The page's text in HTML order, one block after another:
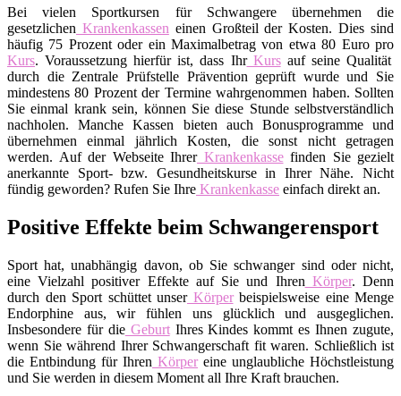
Bei vielen Sportkursen für Schwangere übernehmen die
gesetzlichen Krankenkassen einen Großteil der Kosten. Dies sind
häufig 75 Prozent oder ein Maximalbetrag von etwa 80 Euro pro
Kurs. Voraussetzung hierfür ist, dass IhrKursauf seine Qualität
durch die Zentrale Prüfstelle Prävention geprüft wurde und Sie
mindestens 80 Prozent der Termine wahrgenommen haben. Sollten
Sie einmal krank sein, können Sie diese Stunde selbstverständlich
nachholen. Manche Kassen bieten auch Bonusprogramme und
übernehmen einmal jährlich Kosten, die sonst nicht getragen
werden. Auf der Webseite IhrerKrankenkassefinden Sie gezielt
anerkannte Sport- bzw. Gesundheitskurse in Ihrer Nähe. Nicht
fündig geworden? Rufen Sie Ihre Krankenkasse einfach direkt an.
Positive Effekte beim Schwangerensport
Sport hat, unabhängig davon, ob Sie schwanger sind oder nicht,
eine Vielzahl positiver Effekte auf Sie und Ihren Körper. Denn
durch den Sport schüttet unserKörperbeispielsweise eine Menge
Endorphine aus, wir fühlen uns glücklich und ausgeglichen.
Insbesondere für dieGeburtIhres Kindes kommt es Ihnen zugute,
wenn Sie während Ihrer Schwangerschaft fit waren. Schließlich ist
die Entbindung für Ihren Körpereine unglaubliche Höchstleistung
und Sie werden in diesem Moment all Ihre Kraft brauchen.